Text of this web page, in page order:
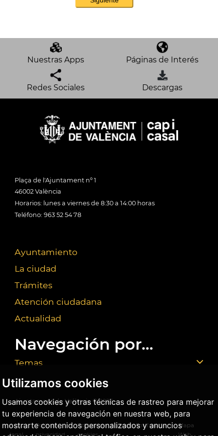
Utilizamos cookies
Usamos cookies y otras técnicas de rastreo para mejorar
tu experiencia de navegación en nuestra web, para
mostrarte contenidos personalizados y anuncios
Nuestras Apps Páginas de Interés
Redes Sociales Descargas
Plaça de l'Ajuntament nº 1
46002 València
Horarios: lunes a viernes de 8:30 a 14:00 horas
Teléfono: 963 52 54 78
Ayuntamiento
La ciudad
Trámites
Atención ciudadana
Actualidad
Navegación por...
Temas
Ajuntament de València ©2026
Aviso
legal
Política
privacidad
Política de
cookies
Agencia Antifraude
Mapa
Web